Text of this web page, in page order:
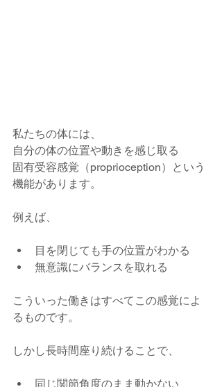
私たちの体には、
自分の体の位置や動きを感じ取る
固有受容感覚（proprioception）という
機能があります。
例えば、
目を閉じても手の位置がわかる
無意識にバランスを取れる
こういった働きはすべてこの感覚によ
るものです。
しかし長時間座り続けることで、
同じ関節角度のまま動かない